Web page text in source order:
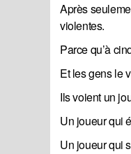
Après
violentes.
Parce qu’à
Et les gens le
Ils voient un
Un joueur qui
Un joueur qui